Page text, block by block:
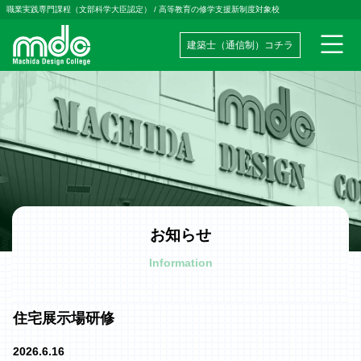
コンテンツへスキップ
職業実践専門課程（文部科学大臣認定） / 高等教育の修学支援新制度対象校
メインナビゲーション
建築士（通信制）コチラ
お知らせ
Information
住宅展示場研修
2026.6.16